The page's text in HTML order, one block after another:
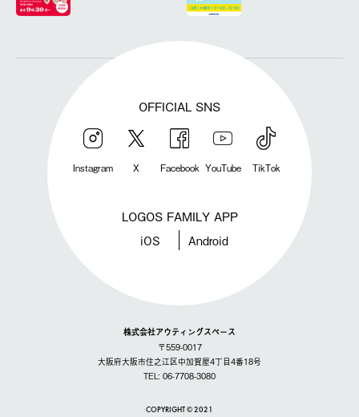
OFFICIAL SNS
Instagram X Facebook YouTube TikTok
LOGOS FAMILY APP
iOS Android
株式会社アウティングスペース
〒559-0017
大阪府大阪市住之江区中加賀屋4丁目4番18号
TEL: 06-7708-3080
COPYRIGHT © 2021